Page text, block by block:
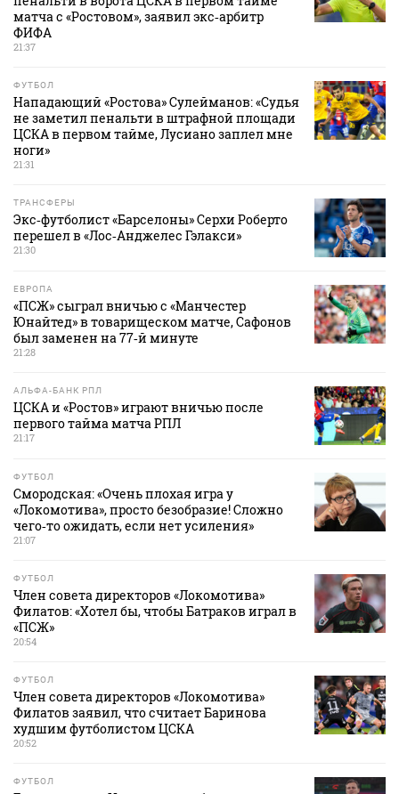
матча с «Ростовом», заявил экс‑арбитр
ФИФА
21:37
ФУТБОЛ
Нападающий «Ростова» Сулейманов: «Судья
не заметил пенальти в штрафной площади
ЦСКА в первом тайме, Лусиано заплел мне
ноги»
21:31
ТРАНСФЕРЫ
Экс‑футболист «Барселоны» Серхи Роберто
перешел в «Лос‑Анджелес Гэлакси»
21:30
ЕВРОПА
«ПСЖ» сыграл вничью с «Манчестер
Юнайтед» в товарищеском матче, Сафонов
был заменен на 77‑й минуте
21:28
АЛЬФА-БАНК РПЛ
ЦСКА и «Ростов» играют вничью после
первого тайма матча РПЛ
21:17
ФУТБОЛ
Смородская: «Очень плохая игра у
«Локомотива», просто безобразие! Сложно
чего‑то ожидать, если нет усиления»
21:07
ФУТБОЛ
Член совета директоров «Локомотива»
Филатов: «Хотел бы, чтобы Батраков играл в
«ПСЖ»
20:54
ФУТБОЛ
Член совета директоров «Локомотива»
Филатов заявил, что считает Баринова
худшим футболистом ЦСКА
20:52
ФУТБОЛ